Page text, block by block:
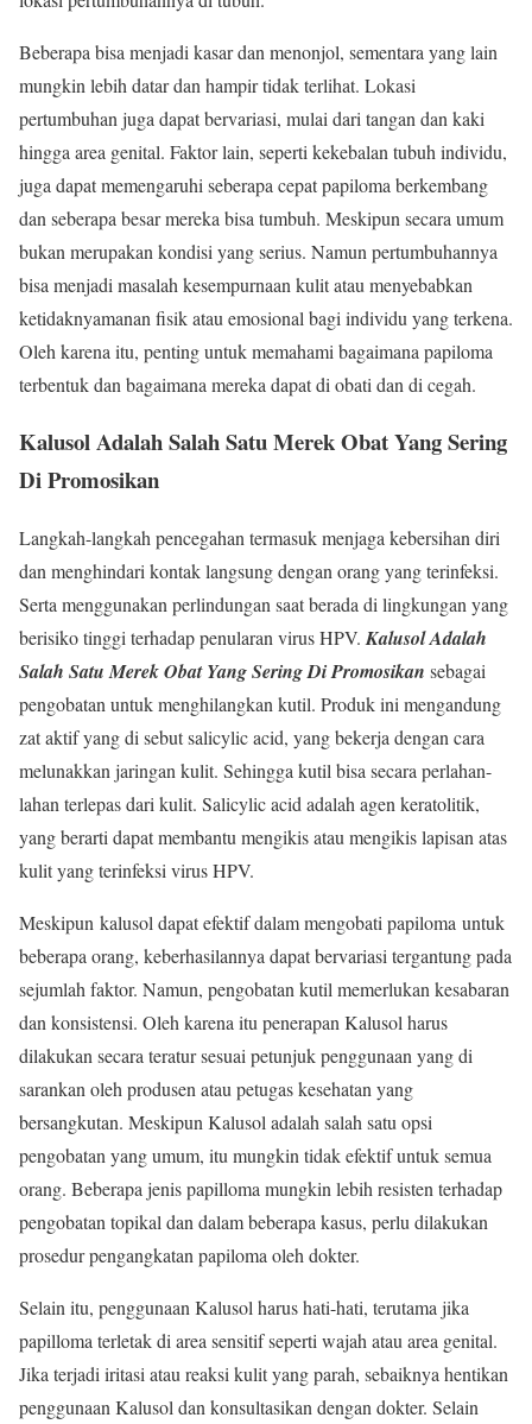
Beberapa bisa menjadi kasar dan menonjol, sementara yang lain
mungkin lebih datar dan hampir tidak terlihat. Lokasi
pertumbuhan juga dapat bervariasi, mulai dari tangan dan kaki
hingga area genital. Faktor lain, seperti kekebalan tubuh individu,
juga dapat memengaruhi seberapa cepat papiloma berkembang
dan seberapa besar mereka bisa tumbuh. Meskipun secara umum
bukan merupakan kondisi yang serius. Namun pertumbuhannya
bisa menjadi masalah kesempurnaan kulit atau menyebabkan
ketidaknyamanan fisik atau emosional bagi individu yang terkena.
Oleh karena itu, penting untuk memahami bagaimana papiloma
terbentuk dan bagaimana mereka dapat di obati dan di cegah.
Kalusol Adalah Salah Satu Merek Obat Yang Sering
Di Promosikan
Langkah-langkah pencegahan termasuk menjaga kebersihan diri
dan menghindari kontak langsung dengan orang yang terinfeksi.
Serta menggunakan perlindungan saat berada di lingkungan yang
berisiko tinggi terhadap penularan virus HPV. Kalusol Adalah
Salah Satu Merek Obat Yang Sering Di Promosikan sebagai
pengobatan untuk menghilangkan kutil. Produk ini mengandung
zat aktif yang di sebut salicylic acid, yang bekerja dengan cara
melunakkan jaringan kulit. Sehingga kutil bisa secara perlahan-
lahan terlepas dari kulit. Salicylic acid adalah agen keratolitik,
yang berarti dapat membantu mengikis atau mengikis lapisan atas
kulit yang terinfeksi virus HPV.
Meskipun kalusol dapat efektif dalam mengobati papiloma untuk
beberapa orang, keberhasilannya dapat bervariasi tergantung pada
sejumlah faktor. Namun, pengobatan kutil memerlukan kesabaran
dan konsistensi. Oleh karena itu penerapan Kalusol harus
dilakukan secara teratur sesuai petunjuk penggunaan yang di
sarankan oleh produsen atau petugas kesehatan yang
bersangkutan. Meskipun Kalusol adalah salah satu opsi
pengobatan yang umum, itu mungkin tidak efektif untuk semua
orang. Beberapa jenis papilloma mungkin lebih resisten terhadap
pengobatan topikal dan dalam beberapa kasus, perlu dilakukan
prosedur pengangkatan papiloma oleh dokter.
Selain itu, penggunaan Kalusol harus hati-hati, terutama jika
papilloma terletak di area sensitif seperti wajah atau area genital.
Jika terjadi iritasi atau reaksi kulit yang parah, sebaiknya hentikan
penggunaan Kalusol dan konsultasikan dengan dokter. Selain